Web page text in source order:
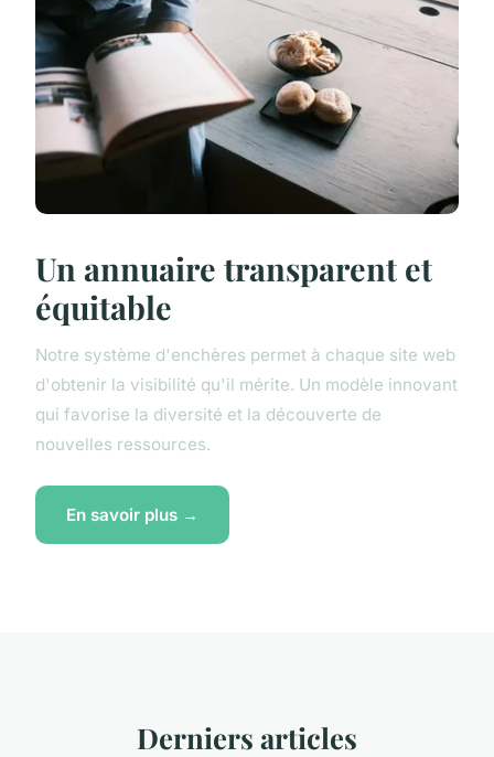
Un annuaire transparent et
équitable
Notre système d'enchères permet à chaque site web
d'obtenir la visibilité qu'il mérite. Un modèle innovant
qui favorise la diversité et la découverte de
nouvelles ressources.
En savoir plus →
Derniers articles